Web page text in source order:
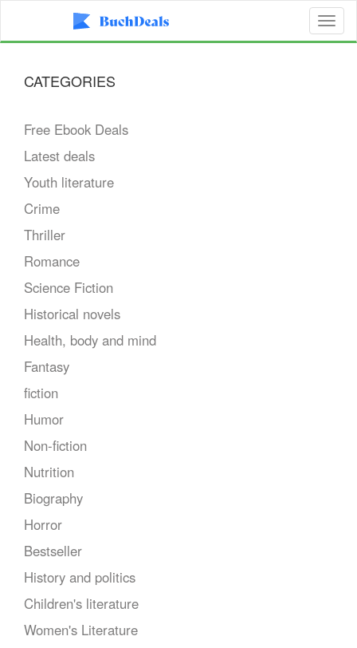
CATEGORIES
Free Ebook Deals
Latest deals
Youth literature
Crime
Thriller
Romance
Science Fiction
Historical novels
Health, body and mind
Fantasy
fiction
Humor
Non-fiction
Nutrition
Biography
Horror
Bestseller
History and politics
Children's literature
Women's Literature